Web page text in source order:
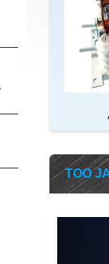
ТОО